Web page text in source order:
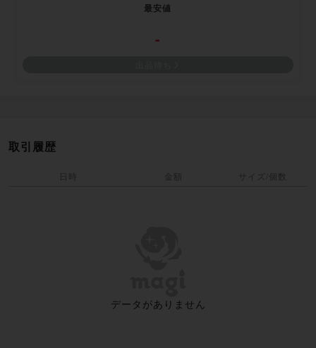
最安値
-
取引履歴
日時 金額 サイズ/個数
データがありません